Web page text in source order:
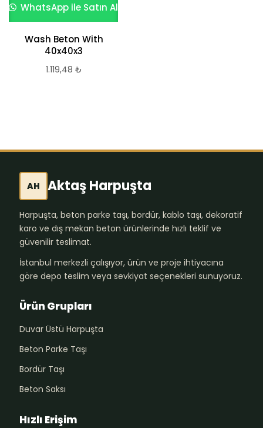
WhatsApp ile Satın Al
Wash Beton With
40x40x3
1.119,48 ₺
AH Aktaş Harpuşta
Harpuşta, beton parke taşı, bordür, kablo taşı, dekoratif
karo ve dış mekan beton ürünlerinde hızlı teklif ve
güvenilir teslimat.
İstanbul merkezli çalışıyor, ürün ve proje ihtiyacına
göre depo teslim veya sevkiyat seçenekleri sunuyoruz.
Ürün Grupları
Duvar Üstü Harpuşta
Beton Parke Taşı
Bordür Taşı
Beton Saksı
Hızlı Erişim